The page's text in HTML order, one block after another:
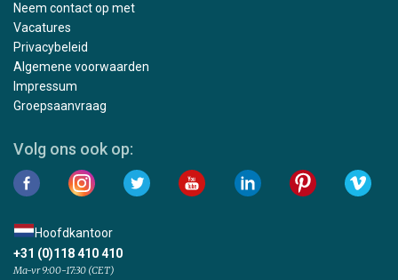
Neem contact op met
Vacatures
Privacybeleid
Algemene voorwaarden
Impressum
Groepsaanvraag
Volg ons ook op:
Hoofdkantoor
+31 (0)118 410 410
Ma-vr 9:00-17:30 (CET)